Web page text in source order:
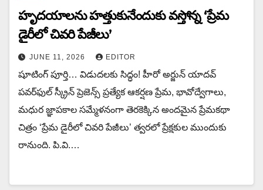
హృదయాలను హత్తుకునేందుకు వస్తోన్న ‘ప్రేమ
డైరీలో చివరి పేజీలు’
JUNE 11, 2026 EDITOR
షూటింగ్ పూర్తి… విడుదలకు సిద్ధం! హీరో అర్జున్ యాదవ్
పవర్‌ఫుల్ స్క్రీన్ ప్రెజెన్స్ ప్రత్యేక ఆకర్షణ ప్రేమ, భావోద్వేగాలు,
మధుర జ్ఞాపకాల సమ్మేళనంగా తెరకెక్కిన అందమైన ప్రేమకథా
చిత్రం ‘ప్రేమ డైరీలో చివరి పేజీలు’ త్వరలో ప్రేక్షకుల ముందుకు
రానుంది. పి.వి.…